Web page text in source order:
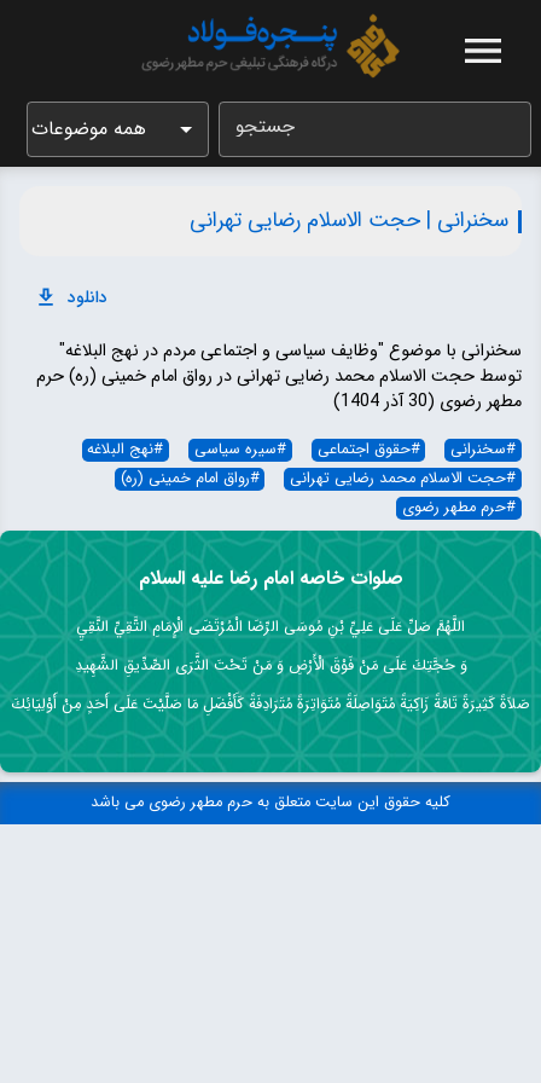
جستجو همه موضوعات
سخنرانی | حجت الاسلام رضایی تهرانی
دانلود
سخنرانی با موضوع "وظایف سیاسی و اجتماعی مردم در نهج البلاغه"
توسط حجت الاسلام محمد رضایی تهرانی در رواق امام خمینی (ره) حرم
مطهر رضوی (30 آذر 1404)
#سخنرانی #حقوق اجتماعی #سیره سیاسی #نهج البلاغه
#حجت الاسلام محمد رضایی تهرانی #رواق امام خمینی (ره)
#حرم مطهر رضوی
صلوات خاصه امام رضا علیه السلام
اللَّهُمَّ صَلِّ عَلَى عَلِيِّ بْنِ مُوسَى الرِّضَا الْمُرْتَضَى الْإِمَامِ التَّقِيِّ النَّقِيِ
وَ حُجَّتِكَ عَلَى مَنْ فَوْقَ الْأَرْضِ وَ مَنْ تَحْتَ الثَّرَى الصِّدِّيقِ الشَّهِيدِ
صَلاَةً كَثِيرَةً تَامَّةً زَاكِيَةً مُتَوَاصِلَةً مُتَوَاتِرَةً مُتَرَادِفَةً كَأَفْضَلِ مَا صَلَّيْتَ عَلَى أَحَدٍ مِنْ أَوْلِيَائِكَ
کلیه حقوق این سایت متعلق به حرم مطهر رضوی می باشد